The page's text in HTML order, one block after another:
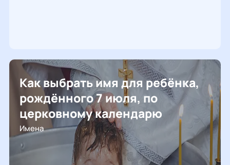
Как выбрать имя для ребёнка,
рождённого 7 июля, по
церковному календарю
Имена